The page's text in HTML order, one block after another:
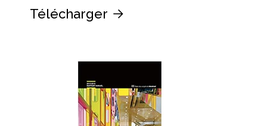
Télécharger